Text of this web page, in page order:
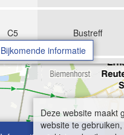
C5 Bustreff
C5 Feldmark
C5 Bustreff
Bijkomende informatie
Deze website maakt
website te